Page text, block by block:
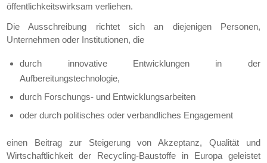
öffentlichkeitswirksam verliehen.
Die Ausschreibung richtet sich an diejenigen Personen,
Unternehmen oder Institutionen, die
durch innovative Entwicklungen in der
Aufbereitungstechnologie,
durch Forschungs- und Entwicklungsarbeiten
oder durch politisches oder verbandliches Engagement
einen Beitrag zur Steigerung von Akzeptanz, Qualität und
Wirtschaftlichkeit der Recycling-Baustoffe in Europa geleistet